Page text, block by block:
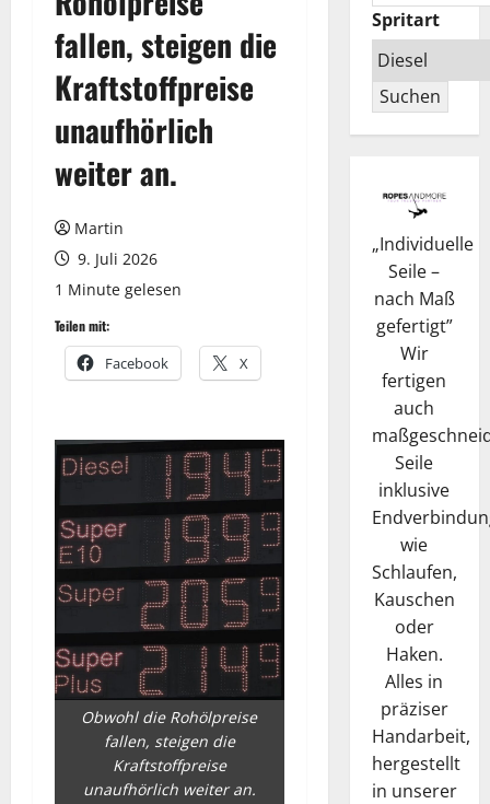
fallen, steigen die
Kraftstoffpreise
unaufhörlich
weiter an.
Martin
9. Juli 2026
1 Minute gelesen
Teilen mit:
Facebook X
Obwohl die Rohölpreise
fallen, steigen die
Kraftstoffpreise
unaufhörlich weiter an.
Spritart
Suchen
„Individuelle
Seile –
nach Maß
gefertigt”
Wir
fertigen
auch
Seile
inklusive
wie
Schlaufen,
Kauschen
oder
Haken.
Alles in
präziser
Handarbeit,
hergestellt
in unserer